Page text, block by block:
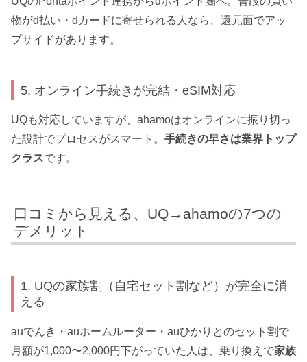
物がd払い・dカードに寄せられる人なら、還元面でアッ
プサイドがあります。
5. オンライン手続きが完結・eSIM対応
UQも対応していますが、ahamoはオンラインに振り切っ
た設計でプロセスがスマート。 手続きの早さは業界トップ
クラスです。
口コミから見える、UQ→ahamoの7つの
デメリット
1. UQの家族割（自宅セット割など）が完全に消
える
auでんき・auホームルーター・auひかりとのセット割で
月額が1,000〜2,000円下がっていた人は、乗り換えで家族